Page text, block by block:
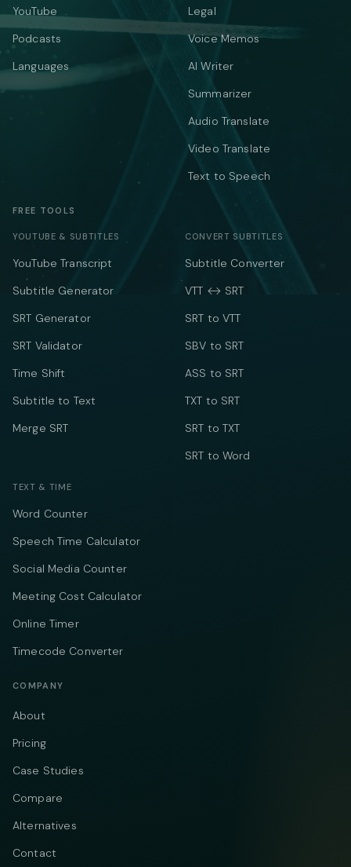
YouTube
Podcasts
Languages
Legal
Voice Memos
AI Writer
Summarizer
Audio Translate
Video Translate
Text to Speech
FREE TOOLS
YOUTUBE & SUBTITLES
YouTube Transcript
Subtitle Generator
SRT Generator
SRT Validator
Time Shift
Subtitle to Text
Merge SRT
CONVERT SUBTITLES
Subtitle Converter
VTT ↔ SRT
SRT to VTT
SBV to SRT
ASS to SRT
TXT to SRT
SRT to TXT
SRT to Word
TEXT & TIME
Word Counter
Speech Time Calculator
Social Media Counter
Meeting Cost Calculator
Online Timer
Timecode Converter
COMPANY
About
Pricing
Case Studies
Compare
Alternatives
Contact